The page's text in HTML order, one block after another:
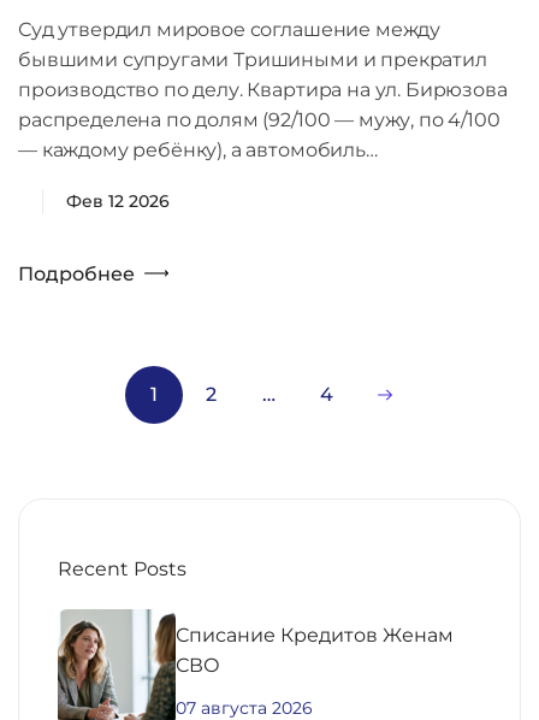
Суд утвердил мировое соглашение между
бывшими супругами Тришиными и прекратил
производство по делу. Квартира на ул. Бирюзова
распределена по долям (92/100 — мужу, по 4/100
— каждому ребёнку), а автомобиль…
Фев 12 2026
Подробнее
1 2 … 4
Recent Posts
Списание Кредитов Женам
СВО
07 августа 2026